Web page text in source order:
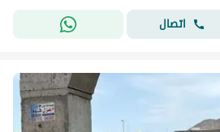
اتصال